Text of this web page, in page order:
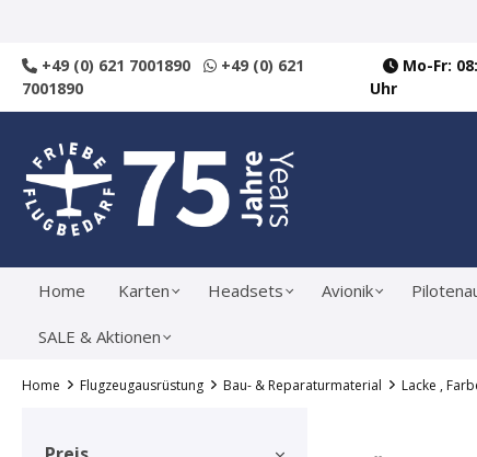
+49 (0) 621 7001890
+49 (0) 621
7001890
Mo-Fr:
Uhr
Home Karten Headsets Avionik
SALE & Aktionen
Home Flugzeugausrüstung Bau- & Reparaturmaterial Lacke ,